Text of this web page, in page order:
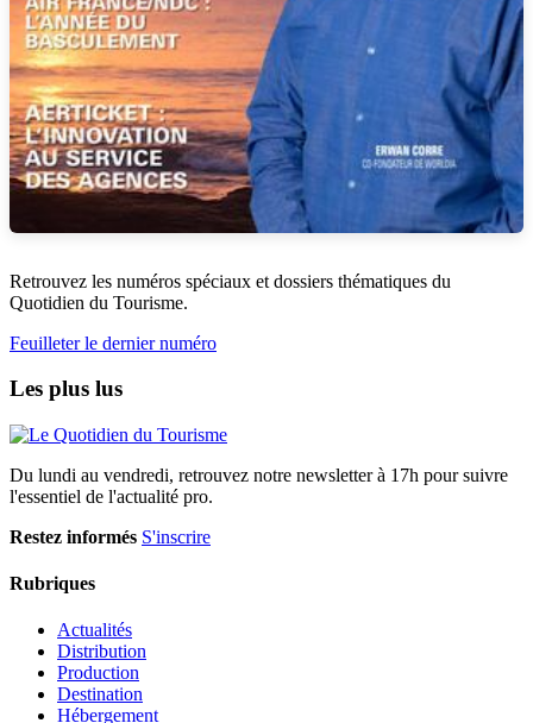
Retrouvez les numéros spéciaux et dossiers thématiques du
Quotidien du Tourisme.
Feuilleter le dernier numéro
Les plus lus
Du lundi au vendredi, retrouvez notre newsletter à 17h pour suivre
l'essentiel de l'actualité pro.
Restez informés S'inscrire
Rubriques
Actualités
Distribution
Production
Destination
Hébergement